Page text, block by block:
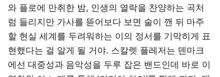
와 플로에 만취한 밤, 인생의 열락을 찬양하는 곡처
럼 들리지만 가사를 뜯어보다 보면 술이 깬 뒤 마주
할 현실 세계를 두려워하는 이의 정서를 기막히게 표
현했다는 걸 알게 될 거야. 스칼렛 플레저는 덴마크
에선 대중성과 음악성을 두루 잡은 밴드인데 바로 이